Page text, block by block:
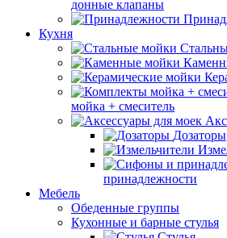
донные клапаны
Кухня
мойка + смеситель
Дозаторы
принадлежности
Мебель
Обеденные группы
Кухонные и барные стулья